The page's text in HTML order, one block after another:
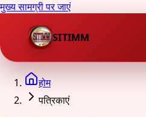
मुख्य सामग्री पर जाएं
SITIMM
होम
पत्रिकाएं